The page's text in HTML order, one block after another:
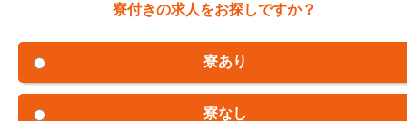
寮付きの求人をお探しですか？
寮あり
寮なし